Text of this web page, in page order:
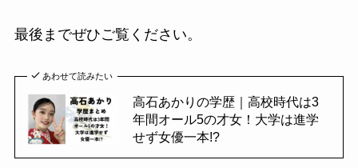
最後までぜひご覧ください。
あわせて読みたい
高石あかりの学歴｜高校時代は3
年間オール5の才女！大学は進学
せず女優一本!?